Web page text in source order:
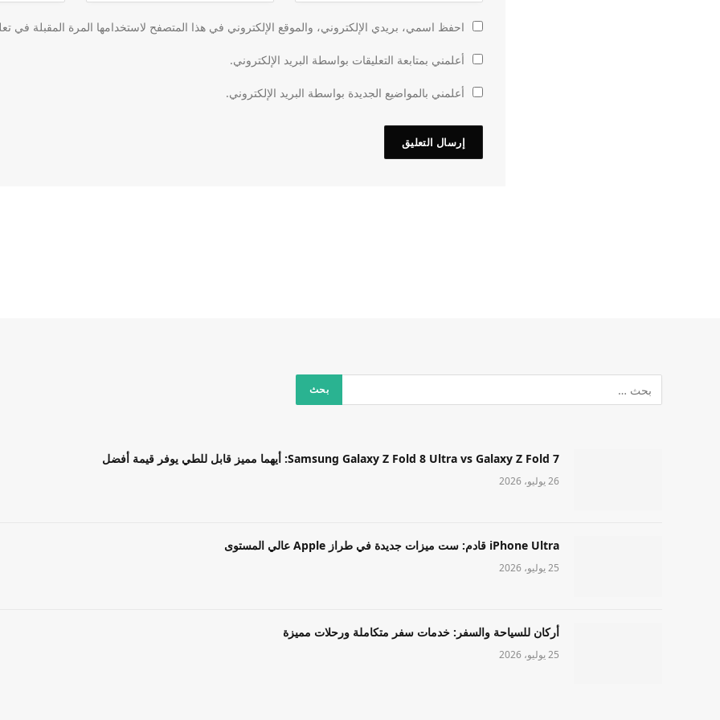
احفظ اسمي، بريدي الإلكتروني، والموقع الإلكتروني في هذا المتصفح لاستخدامها المرة المقبلة في
أعلمني بمتابعة التعليقات بواسطة البريد الإلكتروني.
أعلمني بالمواضيع الجديدة بواسطة البريد الإلكتروني.
Samsung Galaxy Z Fold 8 Ultra vs Galaxy Z Fold 7: أيهما مميز قابل للطي يوفر قيمة أفضل
26 يوليو، 2026
iPhone Ultra قادم: ست ميزات جديدة في طراز Apple عالي المستوى
25 يوليو، 2026
أركان للسياحة والسفر: خدمات سفر متكاملة ورحلات مميزة
25 يوليو، 2026